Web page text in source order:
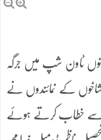
ٹاون شپ میں جرگہ
شاخوں کے نمائندوں نے
سے خطاب کرتے ہوئے